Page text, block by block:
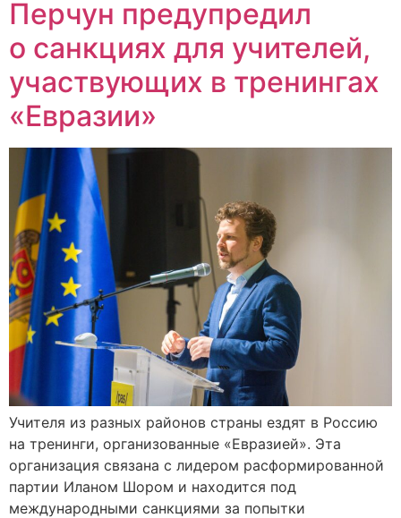
Перчун предупредил
о санкциях для учителей,
участвующих в тренингах
«Евразии»
Учителя из разных районов страны ездят в Россию
на тренинги, организованные «Евразией». Эта
организация связана с лидером расформированной
партии Иланом Шором и находится под
международными санкциями за попытки